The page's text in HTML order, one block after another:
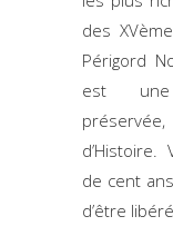
des
Périgord
est une
de cent
d’être